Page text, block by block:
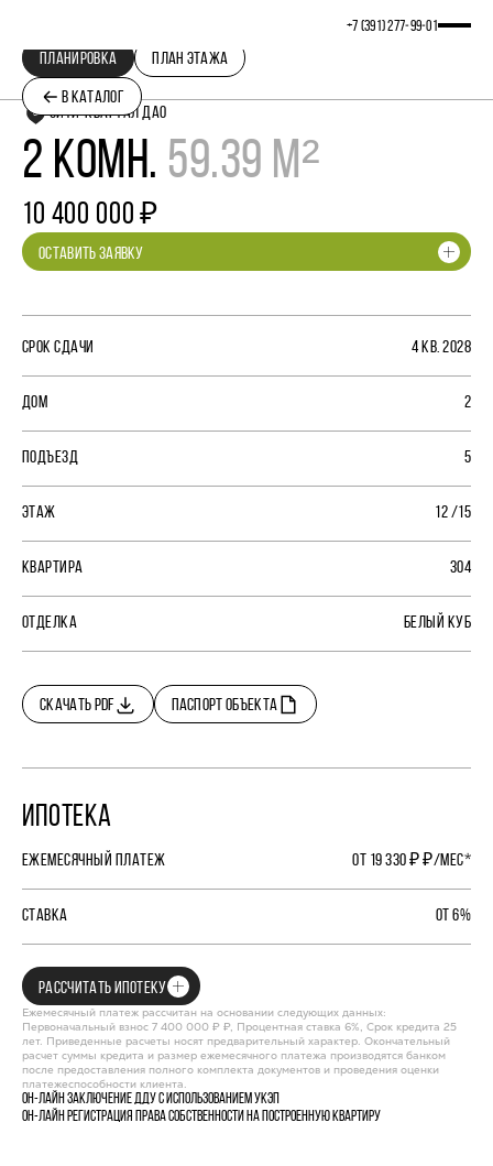
+7 (391) 277‒99‒01
В КАТАЛОГ
ПЛАНИРОВКА ПЛАН ЭТАЖА
СИТИ-КВАРТАЛ ДАО
2 КОМН. 59.39 М²
10 400 000 ₽
ОСТАВИТЬ ЗАЯВКУ
СРОК СДАЧИ 4 КВ. 2028
ДОМ 2
ПОДЪЕЗД 5
ЭТАЖ 12 /15
КВАРТИРА 304
ОТДЕЛКА БЕЛЫЙ КУБ
СКАЧАТЬ PDF ПАСПОРТ ОБЪЕКТА
ИПОТЕКА
ЕЖЕМЕСЯЧНЫЙ ПЛАТЕЖ ОТ 19 330 ₽ ₽/МЕС*
СТАВКА ОТ 6%
РАССЧИТАТЬ ИПОТЕКУ
Ежемесячный платеж рассчитан на основании следующих данных:
Первоначальный взнос 7 400 000 ₽ ₽, Процентная ставка 6%, Срок кредита 25
лет. Приведенные расчеты носят предварительный характер. Окончательный
расчет суммы кредита и размер ежемесячного платежа производятся банком
после предоставления полного комплекта документов и проведения оценки
платежеспособности клиента.
Он-лайн заключение ДДУ с использованием УКЭП
Он-лайн регистрация права собственности на построенную квартиру